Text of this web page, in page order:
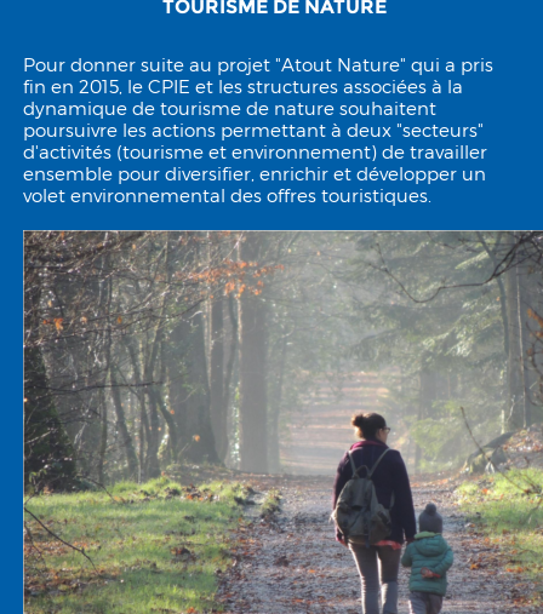
TOURISME DE NATURE
Pour donner suite au projet "Atout Nature" qui a pris
fin en 2015, le CPIE et les structures associées à la
dynamique de tourisme de nature souhaitent
poursuivre les actions permettant à deux "secteurs"
d'activités (tourisme et environnement) de travailler
ensemble pour diversifier, enrichir et développer un
volet environnemental des offres touristiques.